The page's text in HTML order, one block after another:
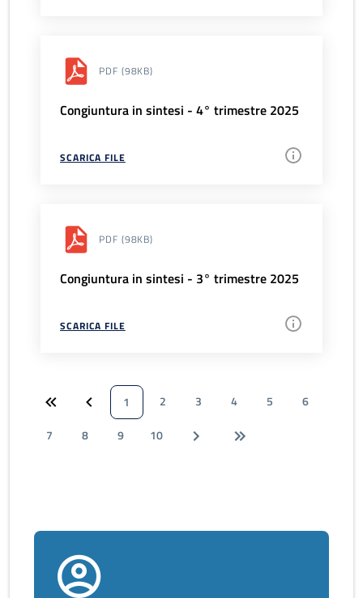
PDF (98KB)
Congiuntura in sintesi - 4° trimestre 2025
SCARICA FILE
PDF (98KB)
Congiuntura in sintesi - 3° trimestre 2025
SCARICA FILE
1 2 3 4 5
6
7
8 9 10